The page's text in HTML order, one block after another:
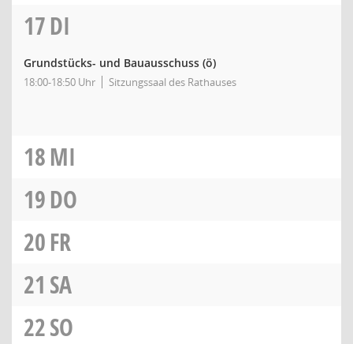
17DI
Grundstücks- und Bauausschuss (ö)
18:00-18:50 Uhr Sitzungssaal des Rathauses
18MI
19DO
20FR
21 SA
22SO